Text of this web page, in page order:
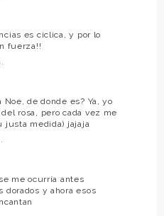
es ciclica, y por lo
fuerza!!
Noe, de donde es? Ya, yo
rosa, pero cada vez me
justa medida) jajaja
me ocurría antes
dorados y ahora esos